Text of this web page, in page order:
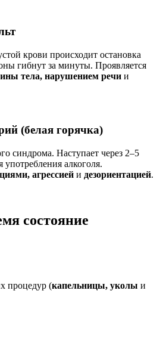
крови происходит остановка
гибнут за минуты. Проявляется
тела, нарушением речи и
(белая горячка)
синдрома. Наступает через 2–5
алкоголя.
агрессией и дезориентацией.
состояние
процедур (капельницы, уколы и